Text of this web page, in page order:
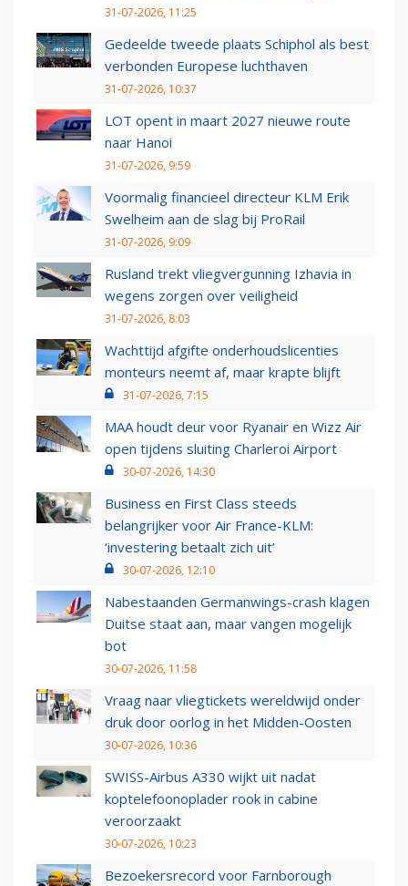
31-07-2026, 11:25
Gedeelde tweede plaats Schiphol als best
verbonden Europese luchthaven
31-07-2026, 10:37
LOT opent in maart 2027 nieuwe route
naar Hanoi
31-07-2026, 9:59
Voormalig financieel directeur KLM Erik
Swelheim aan de slag bij ProRail
31-07-2026, 9:09
Rusland trekt vliegvergunning Izhavia in
wegens zorgen over veiligheid
31-07-2026, 8:03
Wachttijd afgifte onderhoudslicenties
monteurs neemt af, maar krapte blijft
31-07-2026, 7:15
MAA houdt deur voor Ryanair en Wizz Air
open tijdens sluiting Charleroi Airport
30-07-2026, 14:30
Business en First Class steeds
belangrijker voor Air France-KLM:
‘investering betaalt zich uit’
30-07-2026, 12:10
Nabestaanden Germanwings-crash klagen
Duitse staat aan, maar vangen mogelijk
bot
30-07-2026, 11:58
Vraag naar vliegtickets wereldwijd onder
druk door oorlog in het Midden-Oosten
30-07-2026, 10:36
SWISS-Airbus A330 wijkt uit nadat
koptelefoonoplader rook in cabine
veroorzaakt
30-07-2026, 10:23
Bezoekersrecord voor Farnborough